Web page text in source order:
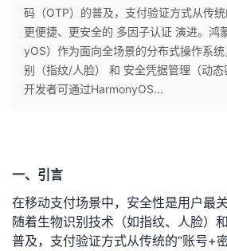
个
人
我
者
码（OTP）的普及，支付验证方式从传统
更便捷、更安全的 ​​多因子认证​​ 演进。鸿
yOS）作为面向全场景的分布式操作系
别（指纹/人脸）​​ 和 ​​安全凭据管理（动态
开发者可通过HarmonyOS...
一、引言
在移动支付场景中，安全性是用户最
随着生物识别技术（如指纹、人脸）
普及，支付验证方式从传统的“账号+